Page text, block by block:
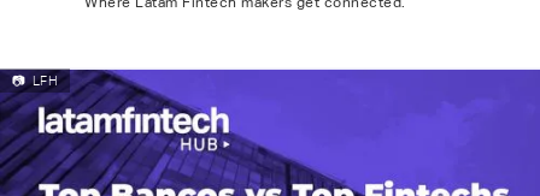
📷 LFH